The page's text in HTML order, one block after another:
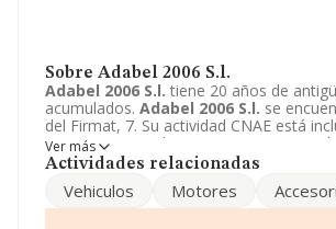
Sobre Adabel 2006 S.l.
Adabel 2006 S.l. tiene 20 años de
acumulados. Adabel 2006 S.l. se
del Firmat, 7. Su actividad CNAE está
Otro comercio al por menor no
2006 S.l.está registrada como Sociedad
Ver más
Actividades relacionadas
Vehiculos Motores